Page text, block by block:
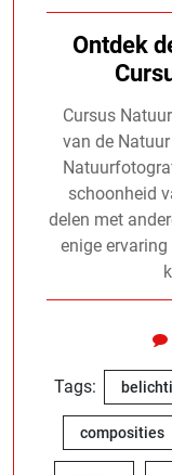
Ontdek
Cursus
van de
schoonheid
delen met
enige
Tags:
composities